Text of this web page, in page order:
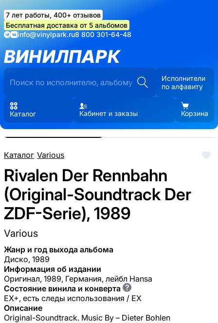
7 лет работы, 400+ отзывов
Бесплатная доставка от 5 альбомов
info@vinylpark.ru8 800 301-64-48
ВИНИЛПАРК
Исполнители
по алфавиту
Каталог Кабинет и заказы Корзина
Каталог/Various
Rivalen Der Rennbahn
(Original-Soundtrack Der
ZDF-Serie), 1989
Various
Жанр и год выхода альбома
Диско, 1989
Информация об издании
Оригинал, 1989, Германия, лейбл Hansa
Состояние винила и конверта ?
EX+, есть следы использования / EX
Описание
Original-Soundtrack. Music By – Dieter Bohlen
Реальные фото пластинки.
Нажмите, чтобы увеличить